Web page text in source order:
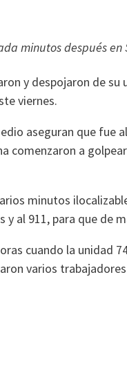
minutos después en
y despojaron de su
viernes.
aseguran que fue
comenzaron a
minutos
al 911, para que de
cuando la unidad
varios